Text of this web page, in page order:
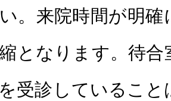
。来院時間が明確
となります。待合
受診しているこ